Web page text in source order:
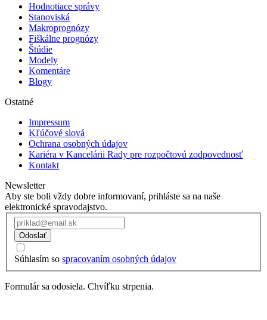
Hodnotiace správy
Stanoviská
Makroprognózy
Fiškálne prognózy
Štúdie
Modely
Komentáre
Blogy
Ostatné
Impressum
Kľúčové slová
Ochrana osobných údajov
Kariéra v Kancelárii Rady pre rozpočtovú zodpovednosť
Kontakt
Newsletter
Aby ste boli vždy dobre informovaní, prihláste sa na naše
elektronické spravodajstvo.
Odoslať
Súhlasím so spracovaním osobných údajov
Formulár sa odosiela. Chvíľku strpenia.